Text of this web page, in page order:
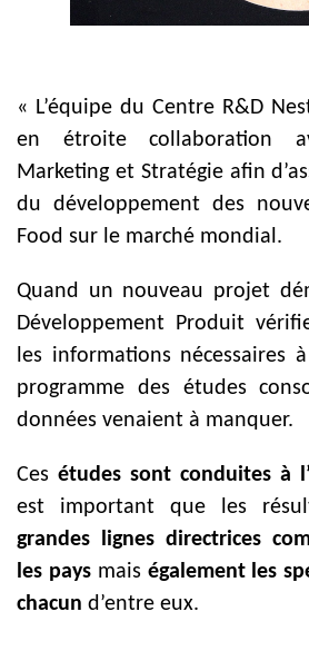
« L’équipe du Centre R&D
en étroite collaboration
Marketing et Stratégie afin
du développement des
Food sur le marché mondial.
Quand un nouveau projet
Développement Produit
les informations nécessaires
programme des études
données venaient à manquer.
Ces études sont conduites à
est important que les
grandes lignes directrices
les paysmais également les
chacun d’entre eux.